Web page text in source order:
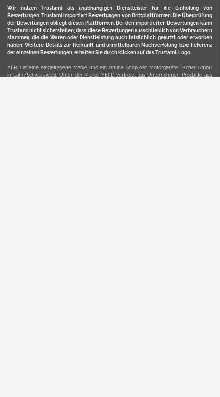
Wir nutzen Trustami als unabhängigen Dienstleister für die Einholung von
Bewertungen. Trustami importiert Bewertungen von Drittplattformen. Die Überprüfung
der Bewertungen obliegt diesen Plattformen. Bei den importierten Bewertungen kann
Trustami nicht sicherstellen, dass diese Bewertungen ausschließlich von Verbrauchern
stammen, die die Waren oder Dienstleistung auch tatsächlich genutzt oder erworben
haben. Weitere Details zur Herkunft und unmittelbaren Nachverfolung bzw. Referenz
der einzelnen Bewertungen, erhalten Sie durch klicken auf das Trustami-Logo.
YERD ist eine eingetragene Marke und ein Online-Shop der Motorgeräte Fischer GmbH
in Lahr/Schwarzwald. Unter der Marke YERD vertreibt das Unternehmen Produkte aus